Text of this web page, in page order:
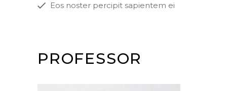
Eos noster percipit sapientem ei
PROFESSOR